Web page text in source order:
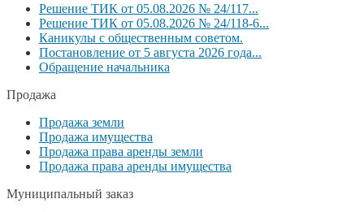
Решение ТИК от 05.08.2026 № 24/117...
Решение ТИК от 05.08.2026 № 24/118-6...
Каникулы с общественным советом.
Постановление от 5 августа 2026 года...
Обращение начальника
Продажа
Продажа земли
Продажа имущества
Продажа права аренды земли
Продажа права аренды имущества
Муниципальный заказ